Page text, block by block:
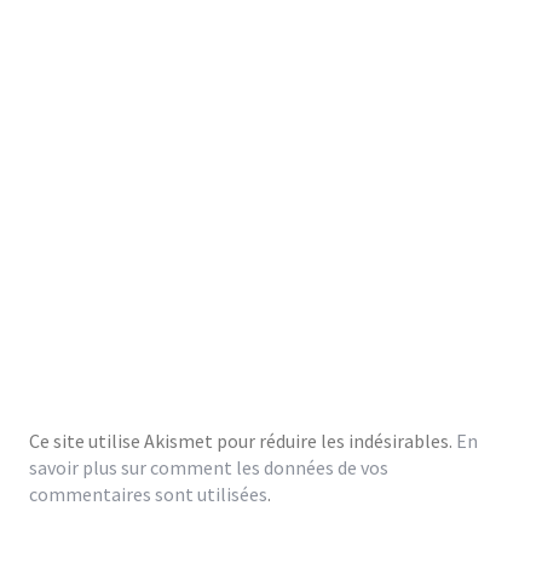
Ce site utilise Akismet pour réduire les indésirables. En
savoir plus sur comment les données de vos
commentaires sont utilisées.